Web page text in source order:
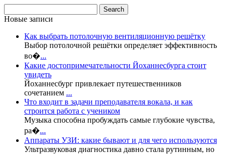
Новые записи
Как выбрать потолочную вентиляционную решётку
Выбор потолочной решётки определяет эффективность
во�...
Какие достопримечательности Йоханнесбурга стоит
увидеть
Йоханнесбург привлекает путешественников
сочетанием ...
Что входит в задачи преподавателя вокала, и как
строится работа с учеником
Музыка способна пробуждать самые глубокие чувства,
ра�...
Аппараты УЗИ: какие бывают и для чего используются
Ультразвуковая диагностика давно стала рутинным, но